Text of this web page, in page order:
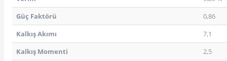
Güç Faktörü
0,86
Kalkış Akımı
7,1
Kalkış Momenti
2,5